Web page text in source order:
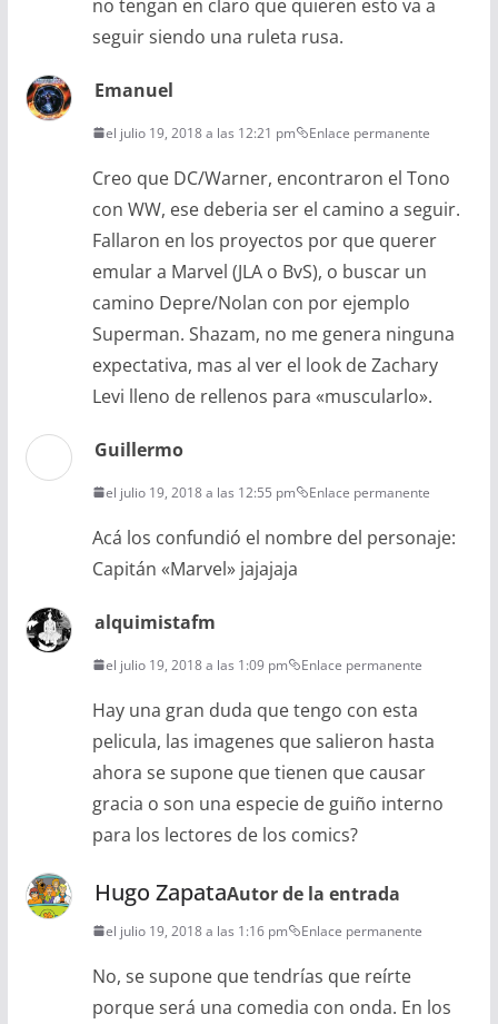
no tengan en claro que quieren esto va a
seguir siendo una ruleta rusa.
Emanuel
el julio 19, 2018 a las 12:21 pm Enlace permanente
Creo que DC/Warner, encontraron el Tono
con WW, ese deberia ser el camino a seguir.
Fallaron en los proyectos por que querer
emular a Marvel (JLA o BvS), o buscar un
camino Depre/Nolan con por ejemplo
Superman. Shazam, no me genera ninguna
expectativa, mas al ver el look de Zachary
Levi lleno de rellenos para «muscularlo».
Guillermo
el julio 19, 2018 a las 12:55 pm Enlace permanente
Acá los confundió el nombre del personaje:
Capitán «Marvel» jajajaja
alquimistafm
el julio 19, 2018 a las 1:09 pm Enlace permanente
Hay una gran duda que tengo con esta
pelicula, las imagenes que salieron hasta
ahora se supone que tienen que causar
gracia o son una especie de guiño interno
para los lectores de los comics?
Hugo ZapataAutor de la entrada
el julio 19, 2018 a las 1:16 pm Enlace permanente
No, se supone que tendrías que reírte
porque será una comedia con onda. En los